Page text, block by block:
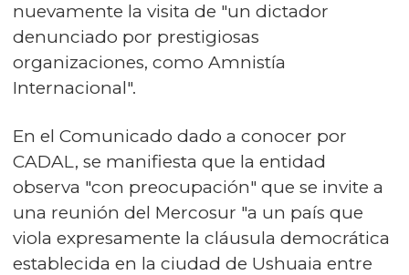
nuevamente la visita de "un dictador
denunciado por prestigiosas
organizaciones, como Amnistía
Internacional".
En el Comunicado dado a conocer por
CADAL, se manifiesta que la entidad
observa "con preocupación" que se invite a
una reunión del Mercosur "a un país que
viola expresamente la cláusula democrática
establecida en la ciudad de Ushuaia entre